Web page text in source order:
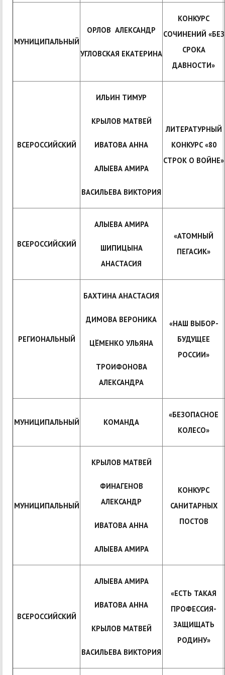
МУНИЦИПАЛЬНЫЙ
ОРЛОВ АЛЕКСАНДР
УГЛОВСКАЯ ЕКАТЕРИНА
КОНКУРС
СОЧИНЕНИЙ «БЕЗ
СРОКА
ДАВНОСТИ»
ВСЕРОССИЙСКИЙ
ИЛЬИН ТИМУР
КРЫЛОВ МАТВЕЙ
ИВАТОВА АННА
АЛЫЕВА АМИРА
ВАСИЛЬЕВА ВИКТОРИЯ
ЛИТЕРАТУРНЫЙ
КОНКУРС «80
СТРОК О ВОЙНЕ»
ВСЕРОССИЙСКИЙ
АЛЫЕВА АМИРА
ШИПИЦЫНА
АНАСТАСИЯ
«АТОМНЫЙ
ПЕГАСИК»
РЕГИОНАЛЬНЫЙ
БАХТИНА АНАСТАСИЯ
ДИМОВА ВЕРОНИКА
ЦЁМЕНКО УЛЬЯНА
ТРОИФОНОВА
АЛЕКСАНДРА
«НАШ ВЫБОР-
БУДУЩЕЕ
РОССИИ»
МУНИЦИПАЛЬНЫЙ КОМАНДА
«БЕЗОПАСНОЕ
КОЛЕСО»
МУНИЦИПАЛЬНЫЙ
КРЫЛОВ МАТВЕЙ
ФИНАГЕНОВ
АЛЕКСАНДР
ИВАТОВА АННА
АЛЫЕВА АМИРА
КОНКУРС
САНИТАРНЫХ
ПОСТОВ
ВСЕРОССИЙСКИЙ
АЛЫЕВА АМИРА
ИВАТОВА АННА
КРЫЛОВ МАТВЕЙ
ВАСИЛЬЕВА ВИКТОРИЯ
«ЕСТЬ ТАКАЯ
ПРОФЕССИЯ-
ЗАЩИЩАТЬ
РОДИНУ»